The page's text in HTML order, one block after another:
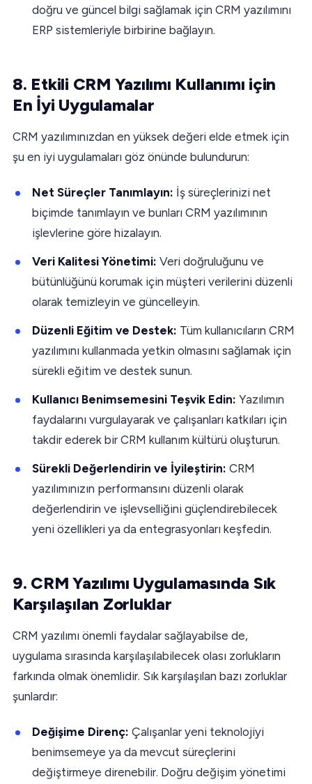
doğru ve güncel bilgi sağlamak için CRM yazılımını
ERP sistemleriyle birbirine bağlayın.
8. Etkili CRM Yazılımı Kullanımı için
En İyi Uygulamalar
CRM yazılımınızdan en yüksek değeri elde etmek için
şu en iyi uygulamaları göz önünde bulundurun:
Net Süreçler Tanımlayın: İş süreçlerinizi net
biçimde tanımlayın ve bunları CRM yazılımının
işlevlerine göre hizalayın.
Veri Kalitesi Yönetimi: Veri doğruluğunu ve
bütünlüğünü korumak için müşteri verilerini düzenli
olarak temizleyin ve güncelleyin.
Düzenli Eğitim ve Destek: Tüm kullanıcıların CRM
yazılımını kullanmada yetkin olmasını sağlamak için
sürekli eğitim ve destek sunun.
Kullanıcı Benimsemesini Teşvik Edin: Yazılımın
faydalarını vurgulayarak ve çalışanları katkıları için
takdir ederek bir CRM kullanım kültürü oluşturun.
Sürekli Değerlendirin ve İyileştirin: CRM
yazılımınızın performansını düzenli olarak
değerlendirin ve işlevselliğini güçlendirebilecek
yeni özellikleri ya da entegrasyonları keşfedin.
9. CRM Yazılımı Uygulamasında Sık
Karşılaşılan Zorluklar
CRM yazılımı önemli faydalar sağlayabilse de,
uygulama sırasında karşılaşılabilecek olası zorlukların
farkında olmak önemlidir. Sık karşılaşılan bazı zorluklar
şunlardır:
Değişime Direnç: Çalışanlar yeni teknolojiyi
benimsemeye ya da mevcut süreçlerini
değiştirmeye direnebilir. Doğru değişim yönetimi